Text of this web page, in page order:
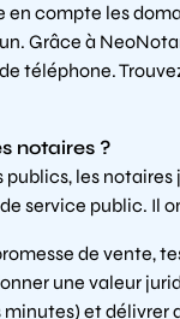
en compte les
Grâce à
téléphone.
notaires ?
publics, les
service public. Il
de vente,
une valeur
et